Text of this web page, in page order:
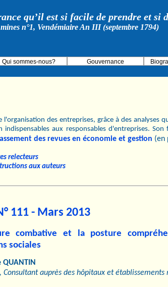
qu’il est si facile de prendre et si
n°1, Vendémiaire An III (septembre 1794)
Qui sommes-nous? Gouvernance
des entreprises, grâce à des analyses
aux responsables d'entreprises.
des revues en économie et gestion (en
relecteurs
aux auteurs
111 - Mars 2013
combative et la posture
sociales
QUANTIN
Consultant auprès des hôpitaux et établissements